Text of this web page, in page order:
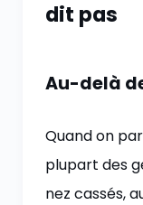
dit pas
Au-delà
Quand on
plupart des
nez cassés,